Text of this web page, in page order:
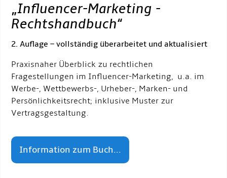
„Influencer-Marketing -
Rechtshandbuch“
2. Auflage – vollständig überarbeitet und aktualisiert
Praxisnaher Überblick zu rechtlichen
Fragestellungen im Influencer-Marketing, u.a. im
Werbe-, Wettbewerbs-, Urheber-, Marken- und
Persönlichkeitsrecht; inklusive Muster zur
Vertragsgestaltung.
Information zum Buch...